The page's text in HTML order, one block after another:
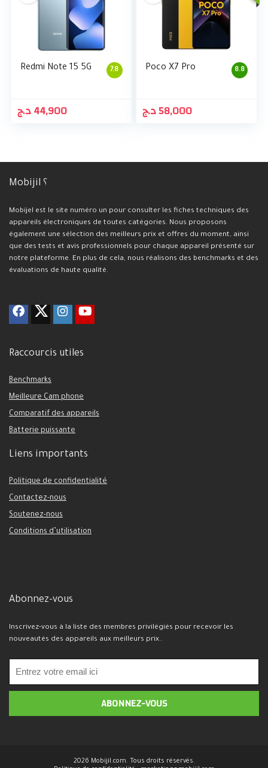
7.8
Redmi Note 15 5G
44,900د.ج
8.8
Poco X7 Pro
58,000د.ج
Mobijil ؟
Mobijel est le site numéro un pour consulter les fiches techniques des
appareils électroniques de toutes catégories. Nous proposons
également une sélection des meilleurs prix et offres du moment, ainsi
que des tests et avis professionnels pour chaque appareil présenté sur
notre plateforme. En plus de cela, nous réalisons des benchmarks et des
évaluations de haute qualité.
Raccourcis utiles
Benchmarks
Meilleure Cam phone
Comparatif des appareils
Batterie puissante
Liens importants
Politique de confidentialité
Contactez-nous
Soutenez-nous
Conditions d’utilisation
Abonnez-vous
Inscrivez-vous à la liste des membres privilégiés pour recevoir les
nouveautés des appareils aux meilleurs prix..
2026 Mobijil.com. Tous droits réservés.